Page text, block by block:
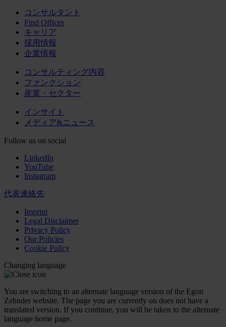
コンサルタント
Find Offices
キャリア
採用情報
企業情報
コンサルティング内容
ファンクション
産業・セクター
インサイト
メディア&ニュース
Follow us on social
LinkedIn
YouTube
Instagram
代表連絡先
Imprint
Legal Disclaimer
Privacy Policy
Our Policies
Cookie Policy
Changing language
You are switching to an alternate language version of the Egon
Zehnder website. The page you are currently on does not have a
translated version. If you continue, you will be taken to the alternate
language home page.